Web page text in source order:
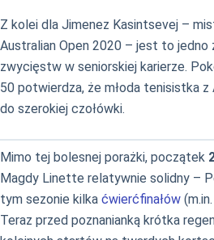
Z kolei dla Jimenez Kasintsevej –
Australian Open 2020 – jest to jedno
zwycięstw w seniorskiej karierze.
50 potwierdza, że młoda tenisistka
do szerokiej czołówki.
Mimo tej bolesnej porażki, początek
Magdy Linette relatywnie solidny –
tym sezonie kilka ćwierćfinałów
Teraz przed poznanianką krótka